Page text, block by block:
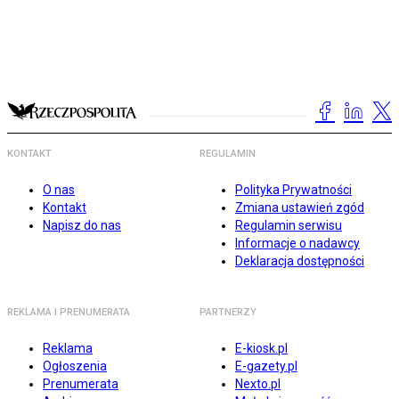
KONTAKT
O nas
Kontakt
Napisz do nas
REGULAMIN
Polityka Prywatności
Zmiana ustawień zgód
Regulamin serwisu
Informacje o nadawcy
Deklaracja dostępności
REKLAMA I PRENUMERATA
Reklama
Ogłoszenia
Prenumerata
PARTNERZY
E-kiosk.pl
E-gazety.pl
Nexto.pl